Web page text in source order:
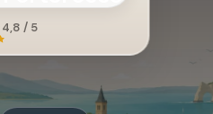
oubliée
: découvrez ce
Kraaby